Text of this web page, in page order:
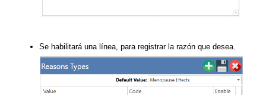
Se habilitará una línea, para registrar la razón que desea.